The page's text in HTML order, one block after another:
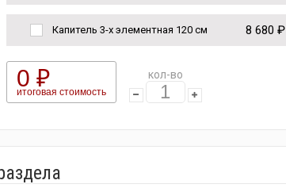
Капитель 3-х элементная 120 см 8 680 ₽
0 ₽
итоговая стоимость
кол-во